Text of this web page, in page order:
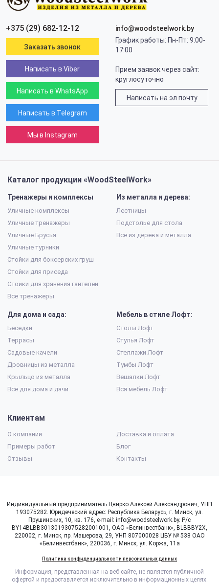
+375 (29) 682-12-12
Заказать звонок
Написать в Viber
Написать в WhatsApp
Написать в Telegram
Мы в Instagram
info@woodsteelwork.by
График работы: Пн-Пт: 9:00-
17:00
Прием заявок через сайт:
круглосуточно
Написать на эл.почту
Каталог продукции «WoodSteelWork»
Тренажеры и комплексы
Уличные комплексы
Уличные тренажеры
Уличные Брусья
Уличные турники
Стойки для боксерских груш
Стойки для приседа
Стойки для хранения гантелей
Все тренажеры
Из металла и дерева:
Лестницы
Подстолье для стола
Все из дерева и металла
Для дома и сада:
Беседки
Террасы
Садовые качели
Дровницы из металла
Крыльцо из металла
Все для дома и дачи
Мебель в стиле Лофт:
Столы Лофт
Стулья Лофт
Стеллажи Лофт
Тумбы Лофт
Вешалки Лофт
Вся мебель Лофт
Клиентам
О компании
Доставка и оплата
Примеры работ
Блог
Отзывы
Контакты
Индивидуальный предприниматель Цвирко Алексей Александрович, УНП
193075282. Юридеческий адрес: Республика Беларусь, г. Минск, ул.
Прушинских, 10, кв. 176, e-mail: info@woodsteelwork.by. Р/с
BY14BLBB30130193075282001001, ОАО «Белинвестбанк», BLBBBY2X,
220002, г. Минск, пр. Машерова, 29, УНП 807000028 ЦБУ № 538 ОАО
«Белинвестбанк», 220036, г. Минск, ул. Коржа, 11а
Политика конфиденциальности персональных данных
Информация, представленная на веб-сайте, не является публичной
офертой и предоставляется исключительно в информационных целях.